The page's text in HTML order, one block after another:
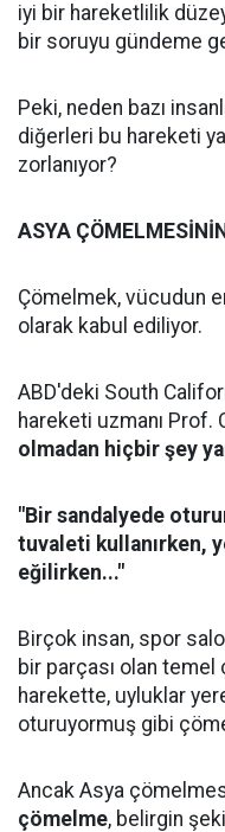
iyi bir hareketlilik
bir soruyu gündeme
Peki, neden bazı
diğerleri bu hareketi
zorlanıyor?
ASYA
Çömelmek, vücudun
olarak kabul ediliyor.
ABD'deki South
hareketi uzmanı
olmadan hiçbir şey
"Bir sandalyede
tuvaleti kullanırken,
eğilirken..."
Birçok insan, spor
bir parçası olan
harekette, uyluklar
oturuyormuş gibi
Ancak Asya
çömelme, belirgin